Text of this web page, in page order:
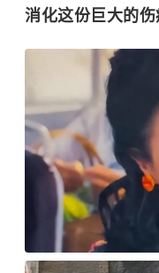
消化这份巨大的伤